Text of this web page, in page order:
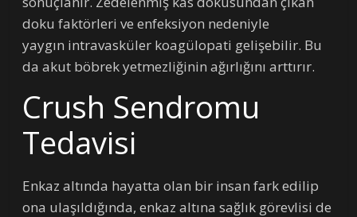
doku faktörleri ve enfeksiyon nedeniyle
yaygın intravasküler koagülopati gelişebilir. Bu
da akut böbrek yetmezliğinin ağırlığını arttırır.
Crush Sendromu
Tedavisi
Enkaz altında hayatta olan bir insan fark edilip
ona ulaşıldığında, enkaz altına sağlık görevlisi de